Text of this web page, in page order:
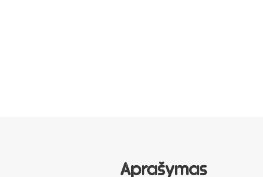
Aprašymas